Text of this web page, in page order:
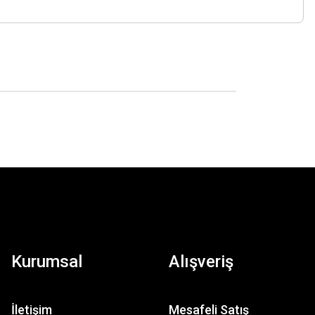
Kurumsal
İletişim
Alışveriş
Mesafeli Satış